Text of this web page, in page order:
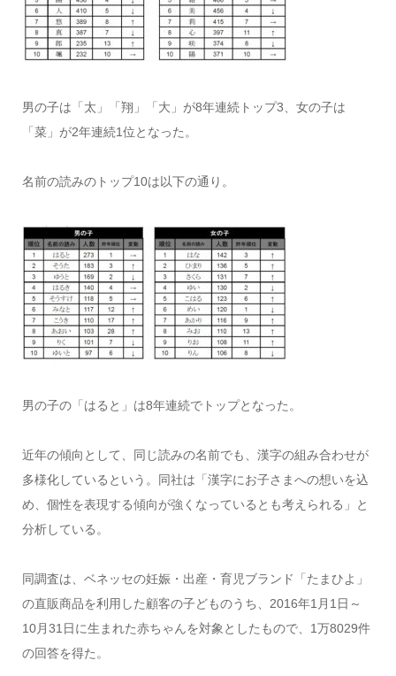
男の子は「太」「翔」「大」が8年連続トップ3、女の子は
「菜」が2年連続1位となった。
名前の読みのトップ10は以下の通り。
男の子の「はると」は8年連続でトップとなった。
近年の傾向として、同じ読みの名前でも、漢字の組み合わせが
多様化しているという。同社は「漢字にお子さまへの想いを込
め、個性を表現する傾向が強くなっているとも考えられる」と
分析している。
同調査は、ベネッセの妊娠・出産・育児ブランド「たまひよ」
の直販商品を利用した顧客の子どものうち、2016年1月1日～
10月31日に生まれた赤ちゃんを対象としたもので、1万8029件
の回答を得た。